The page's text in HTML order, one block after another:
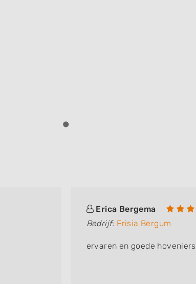
Erica Bergema
Bedrijf: Frisia Bergum
ervaren en goede